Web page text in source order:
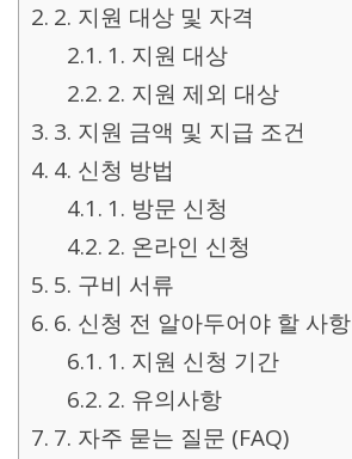
2. 지원 대상 및 자격
1. 지원 대상
2. 지원 제외 대상
3. 지원 금액 및 지급 조건
4. 신청 방법
1. 방문 신청
2. 온라인 신청
5. 구비 서류
6. 신청 전 알아두어야 할 사항
1. 지원 신청 기간
2. 유의사항
7. 자주 묻는 질문 (FAQ)